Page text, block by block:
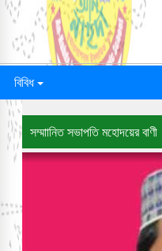
বিবিধ
সম্মাানিত সভাপতি মহোদয়ের বাণী